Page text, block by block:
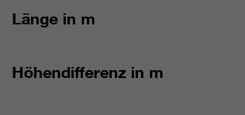
Länge in m
Höhendifferenz in m